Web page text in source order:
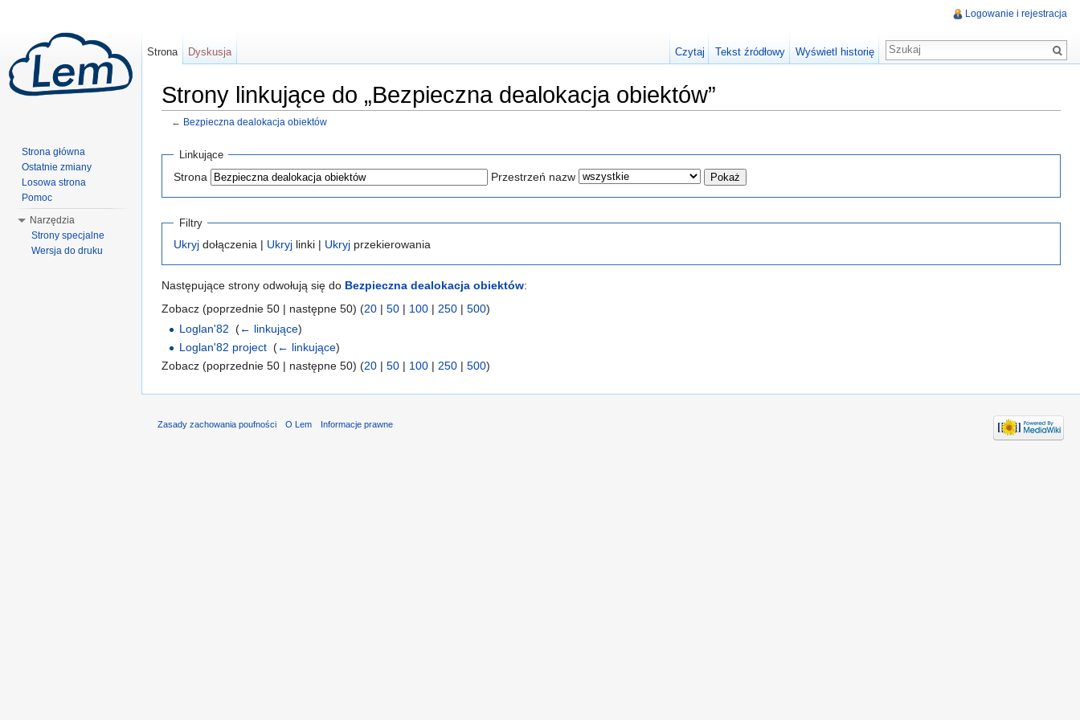
Strony linkujące do „Bezpieczna dealokacja obiektów”
← Bezpieczna dealokacja obiektów
Linkujące
Strona Przestrzeń nazw
Filtry
Ukryj dołączenia | Ukryj linki | Ukryj przekierowania
Następujące strony odwołują się do Bezpieczna dealokacja obiektów:
Zobacz (poprzednie 50 | następne 50) (20 | 50 | 100 | 250 | 500)
Loglan'82
(← linkujące)
Loglan'82 project (← linkujące)
Zobacz (poprzednie 50 | następne 50) (20 | 50 | 100 | 250 | 500)
Logowanie i rejestracja
Strona Dyskusja Czytaj Tekst źródłowy Wyświetl historię
Strona główna
Ostatnie zmiany
Losowa strona
Pomoc
Narzędzia
Strony specjalne
Wersja do druku
Zasady zachowania poufności O Lem Informacje prawne